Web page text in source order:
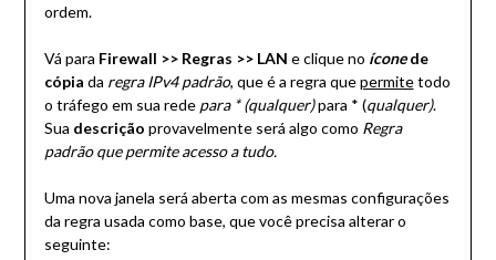
ordem.
Vá para Firewall >> Regras >> LAN e clique no íconede
cópia da regra IPv4 padrão, que é a regra quepermitetodo
o tráfego em sua rede para * (qualquer)para * (qualquer).
Sua descrição provavelmente será algo como Regra
padrão que permite acesso a tudo.
Uma nova janela será aberta com as mesmas configurações
da regra usada como base, que você precisa alterar o
seguinte: